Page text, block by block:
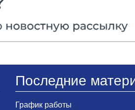
Последние
График работы